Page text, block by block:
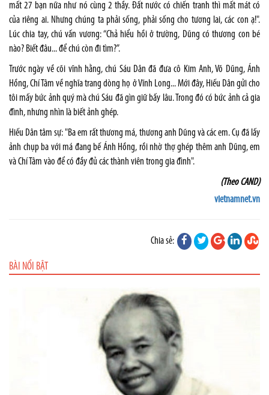
mất 27 bạn nữa như nó cùng 2 thầy. Đất nước có chiến tranh thì mất mát có
của riêng ai. Nhưng chúng ta phải sống, phải sống cho tương lai, các con ạ!".
Lúc chia tay, chú vấn vương: “Chả hiểu hồi ở trường, Dũng có thương con bé
nào? Biết đâu... để chú còn đi tìm?”.
Trước ngày về cõi vĩnh hằng, chú Sáu Dân đã đưa cô Kim Anh, Võ Dũng, Ánh
Hồng, Chí Tâm về nghĩa trang dòng họ ở Vĩnh Long... Mới đây, Hiếu Dân gửi cho
tôi mấy bức ảnh quý mà chú Sáu đã gìn giữ bấy lâu. Trong đó có bức ảnh cả gia
đình, nhưng nhìn là biết ảnh ghép.
Hiếu Dân tâm sự: "Ba em rất thương má, thương anh Dũng và các em. Cụ đã lấy
ảnh chụp ba với má đang bế Ánh Hồng, rồi nhờ thợ ghép thêm anh Dũng, em
và Chí Tâm vào để có đầy đủ các thành viên trong gia đình".
(Theo CAND)
vietnamnet.vn
Chia sẻ:
BÀI NỔI BẬT